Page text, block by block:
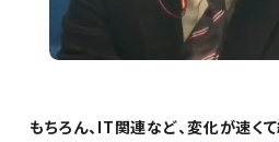
もちろん、IT関連など、変化が速く